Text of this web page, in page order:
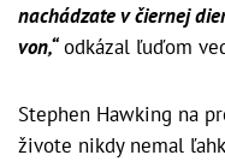
nachádzate v čiernej
von,“odkázal ľuďom
Stephen Hawking na
živote nikdy nemal